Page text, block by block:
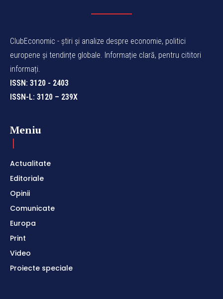
ClubEconomic - știri și analize despre economie, politici
europene și tendințe globale. Informație clară, pentru cititori
informați.
ISSN: 3120 - 2403
ISSN-L: 3120 – 239X
Meniu
Actualitate
Editoriale
Opinii
Comunicate
Europa
Print
Video
Proiecte speciale